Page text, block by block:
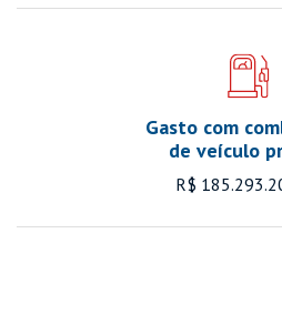
Gasto com
de veículo
R$